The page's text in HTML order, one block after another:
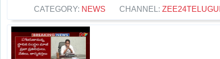
CATEGORY: NEWS CHANNEL: